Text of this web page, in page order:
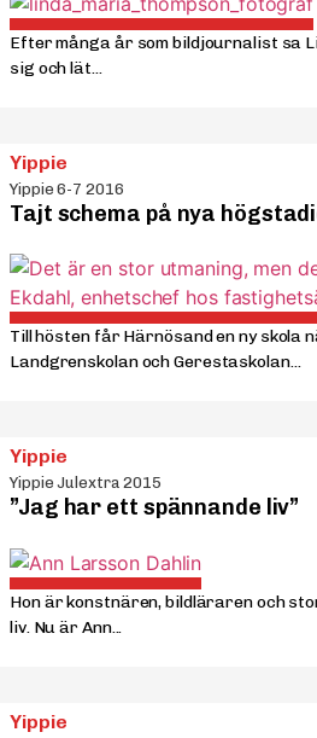
Efter många år som bildjournalist sa
sig och lät...
Yippie
Yippie 6-7 2016
Tajt schema på nya
Till hösten får Härnösand en ny skola
Landgrenskolan och Gerestaskolan...
Yippie
Yippie Julextra 2015
”Jag har ett spännande liv”
Hon är konstnären, bildläraren och
liv. Nu är Ann...
Yippie